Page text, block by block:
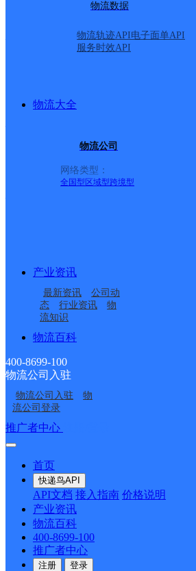
物流数据
物流轨迹API电子面单API
服务时效API
物流大全
物流公司
网络类型：
全国型 区域型跨境型
产业资讯
最新资讯
公司动
态
行业资讯
物
流知识
物流百科
400-8699-100
物流公司入驻
物流公司入驻
物
流公司登录
推广者中心
首页
快递鸟API
API文档 接入指南 价格说明
产业资讯
物流百科
400-8699-100
推广者中心
注册 登录
详情
南。午井镇（仅镇区派送，其他村组不
地址：陕西省新宝
派送范围:东起：扶风造纸厂，西止：
地址：宝鸡市扶风
派送范围:县城（城关镇）城区内；扶
上宋邮政所
邮政国内 更多号码地址：上宋街道
派送范围:-详情
南二路邮政支局
邮政国内 更多号码
法门邮政支局
邮政国内
派送范围:-
绛帐街邮政所
邮政国内 更多号码
派送范围:-详情
绛帐邮政支局